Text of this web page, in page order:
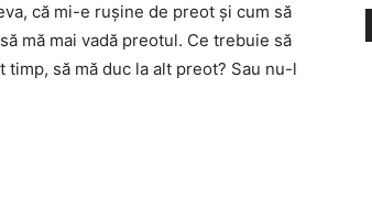
că mi-e ruşine de preot şi cum să
mă mai vadă preotul. Ce trebuie să
să mă duc la alt preot? Sau nu-l